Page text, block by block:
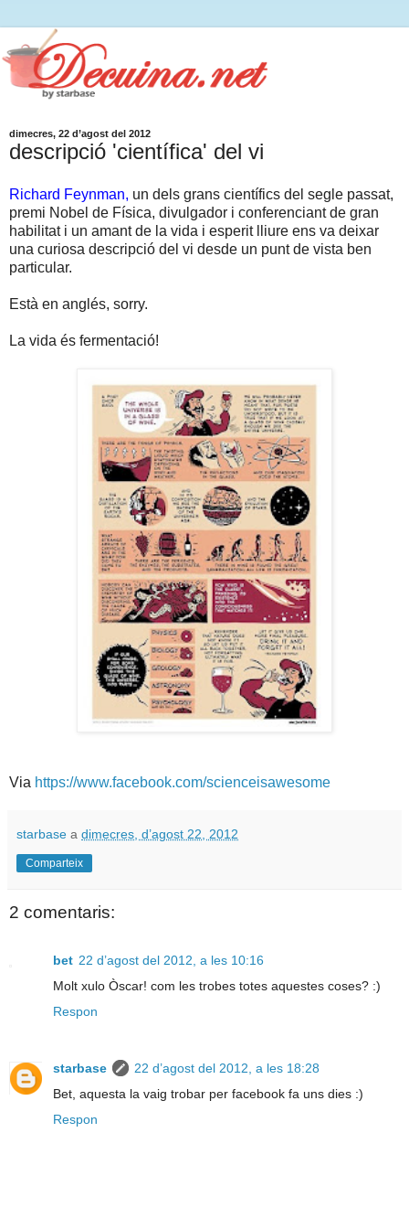
dimecres, 22 d’agost del 2012
descripció 'científica' del vi
Richard Feynman, un dels grans científics del segle passat,
premi Nobel de Física, divulgador i conferenciant de gran
habilitat i un amant de la vida i esperit lliure ens va deixar
una curiosa descripció del vi desde un punt de vista ben
particular.
Està en anglés, sorry.
La vida és fermentació!
Via https://www.facebook.com/scienceisawesome
starbase a dimecres, d’agost 22, 2012
Comparteix
2 comentaris:
bet 22 d’agost del 2012, a les 10:16
Molt xulo Òscar! com les trobes totes aquestes coses? :)
Respon
starbase
22 d’agost del 2012, a les 18:28
Bet, aquesta la vaig trobar per facebook fa uns dies :)
Respon